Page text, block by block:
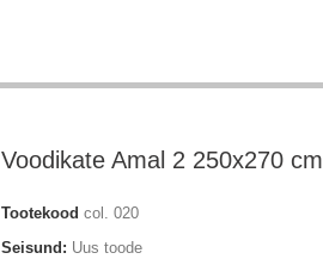
Voodikate Amal 2 250x270 cm
Tootekood col. 020
Seisund: Uus toode